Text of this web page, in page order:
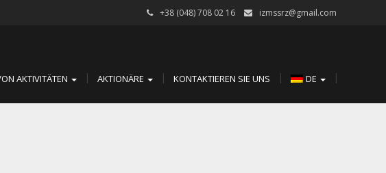
+38 (048) 708 02 16 izmssrz@gmail.com
AKTIVITÄTEN AKTIONÄRE KONTAKTIEREN SIE UNS DE